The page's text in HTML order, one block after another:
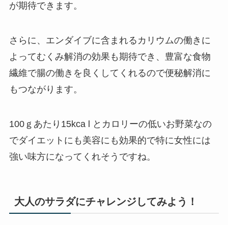
が期待できます。
さらに、エンダイブに含まれる カリウムの働き に
よってむくみ解消の効果も期待でき、豊富な食物
繊維で腸の働きを良くしてくれるので便秘解消に
もつながります。
100ｇあたり15kca l とカロリーの低いお野菜なの
でダイエットにも美容にも効果的で特に女性には
強い味方になってくれそうですね。
大人のサラダにチャレンジしてみよう！